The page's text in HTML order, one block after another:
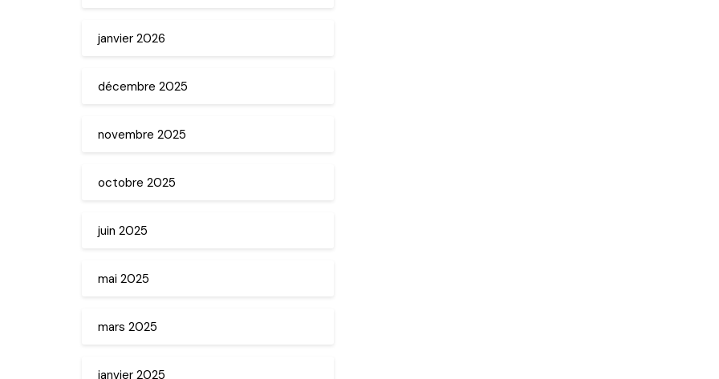
janvier 2026
décembre 2025
novembre 2025
octobre 2025
juin 2025
mai 2025
mars 2025
janvier 2025